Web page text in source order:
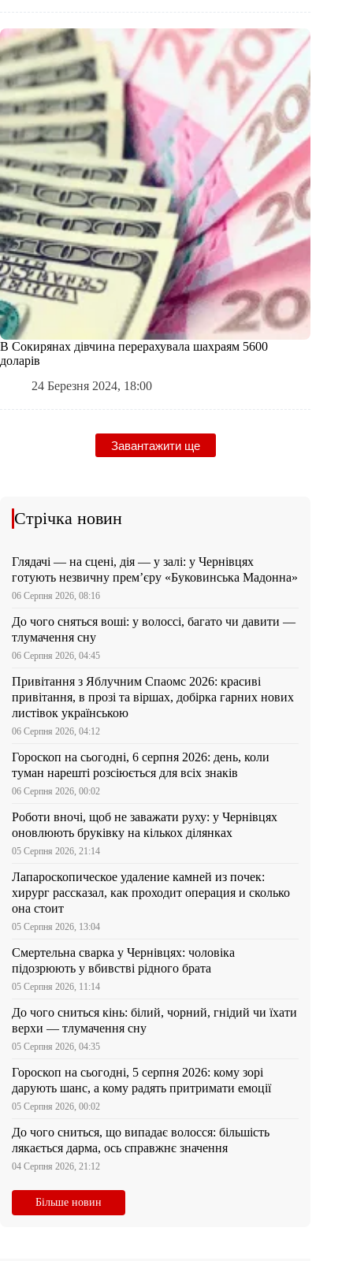
В Сокирянах дівчина перерахувала шахраям 5600
доларів
24 Березня 2024, 18:00
Завантажити ще
Стрічка новин
Глядачі — на сцені, дія — у залі: у Чернівцях
готують незвичну прем’єру «Буковинська Мадонна»
06 Серпня 2026, 08:16
До чого сняться воші: у волоссі, багато чи давити —
тлумачення сну
06 Серпня 2026, 04:45
Привітання з Яблучним Спаомс 2026: красиві
привітання, в прозі та віршах, добірка гарних нових
листівок українською
06 Серпня 2026, 04:12
Гороскоп на сьогодні, 6 серпня 2026: день, коли
туман нарешті розсіюється для всіх знаків
06 Серпня 2026, 00:02
Роботи вночі, щоб не заважати руху: у Чернівцях
оновлюють бруківку на кількох ділянках
05 Серпня 2026, 21:14
Лапароскопическое удаление камней из почек:
хирург рассказал, как проходит операция и сколько
она стоит
05 Серпня 2026, 13:04
Смертельна сварка у Чернівцях: чоловіка
підозрюють у вбивстві рідного брата
05 Серпня 2026, 11:14
До чого сниться кінь: білий, чорний, гнідий чи їхати
верхи — тлумачення сну
05 Серпня 2026, 04:35
Гороскоп на сьогодні, 5 серпня 2026: кому зорі
дарують шанс, а кому радять притримати емоції
05 Серпня 2026, 00:02
До чого сниться, що випадає волосся: більшість
лякається дарма, ось справжнє значення
04 Серпня 2026, 21:12
Більше новин